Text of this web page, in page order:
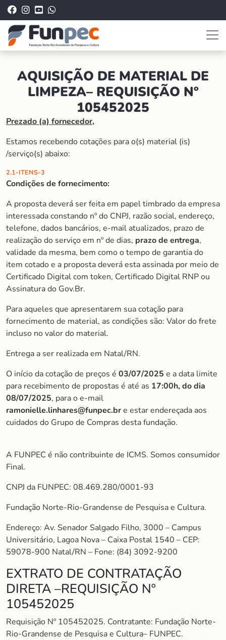
AQUISIÇÃO DE MATERIAL DE
LIMPEZA– REQUISIÇÃO Nº
105452025
Prezado (a) fornecedor,
Estamos recebendo cotações para o(s) material (is)
/serviço(s) abaixo:
2.1-ITENS-3
Condições de fornecimento:
A proposta deverá ser feita em papel timbrado da empresa
interessada constando nº do CNPJ, razão social, endereço,
telefone, dados bancários, e-mail atualizados, prazo de
realização do serviço em nº de dias, prazo de entrega,
validade da mesma, bem como o tempo de garantia do
item cotado e a proposta deverá esta assinada por meio de
Certificado Digital com token, Certificado Digital RNP ou
Assinatura do Gov.Br.
Para aqueles que apresentarem sua cotação para
fornecimento de material, as condições são: Valor do frete
incluso no valor do material.
Entrega a ser realizada em Natal/RN.
O início da cotação de preços é 03/07/2025 e a data limite
para recebimento de propostas é até as 17:00h, do dia
08/07/2025, para o e-mail
ramonielle.linhares@funpec.bre estar endereçada aos
cuidados do Grupo de Compras desta fundação.
A FUNPEC é não contribuinte de ICMS. Somos consumidor
Final.
CNPJ da FUNPEC: 08.469.280/0001-93
Fundação Norte-Rio-Grandense de Pesquisa e Cultura.
Endereço: Av. Senador Salgado Filho, 3000 – Campus
Universitário, Lagoa Nova – Caixa Postal 1540 – CEP:
59078-900 Natal/RN – Fone: (84) 3092-9200
EXTRATO DE CONTRATAÇÃO
DIRETA –REQUISIÇÃO Nº
105452025
Requisição Nº 105452025. Contratante: Fundação Norte-
Rio-Grandense de Pesquisa e Cultura– FUNPEC.